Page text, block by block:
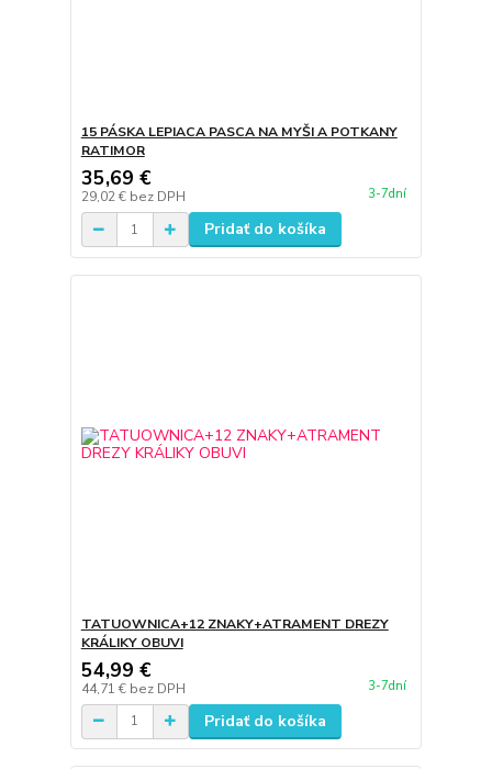
15 PÁSKA LEPIACA PASCA NA MYŠI A POTKANY
RATIMOR
35,69 €
29,02 € bez DPH 3-7dní
Pridať do košíka
TATUOWNICA+12 ZNAKY+ATRAMENT DREZY
KRÁLIKY OBUVI
54,99 €
44,71 € bez DPH 3-7dní
Pridať do košíka